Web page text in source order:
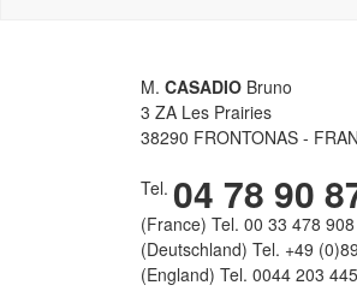
M. CASADIO Bruno
3 ZA Les Prairies
38290 FRONTONAS -
Tel. 04 78 90
(France) Tel. 00 33 478
(Deutschland) Tel. +49
(England) Tel. 0044 203